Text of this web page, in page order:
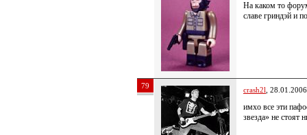
На каком то
славе гриндэй и
79 crash2l ,
имхо все эти
звезда» не стоят